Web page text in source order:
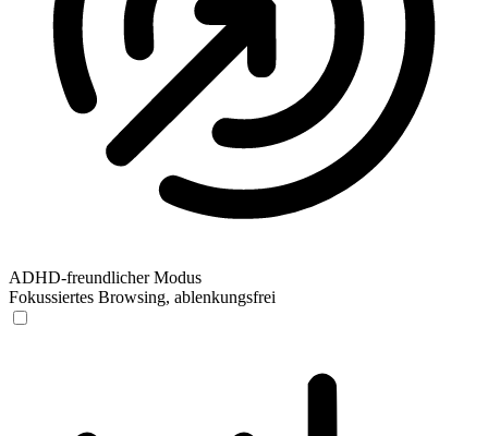
ADHD-freundlicher Modus
Fokussiertes Browsing, ablenkungsfrei